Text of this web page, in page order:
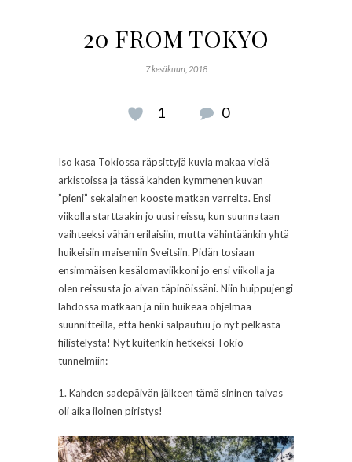
20 FROM TOKYO
7 kesäkuun, 2018
1 0
Iso kasa Tokiossa räpsittyjä kuvia makaa vielä
arkistoissa ja tässä kahden kymmenen kuvan
”pieni” sekalainen kooste matkan varrelta. Ensi
viikolla starttaakin jo uusi reissu, kun suunnataan
vaihteeksi vähän erilaisiin, mutta vähintäänkin yhtä
huikeisiin maisemiin Sveitsiin. Pidän tosiaan
ensimmäisen kesälomaviikkoni jo ensi viikolla ja
olen reissusta jo aivan täpinöissäni. Niin huippujengi
lähdössä matkaan ja niin huikeaa ohjelmaa
suunnitteilla, että henki salpautuu jo nyt pelkästä
fiilistelystä! Nyt kuitenkin hetkeksi Tokio-
tunnelmiin:
1. Kahden sadepäivän jälkeen tämä sininen taivas
oli aika iloinen piristys!